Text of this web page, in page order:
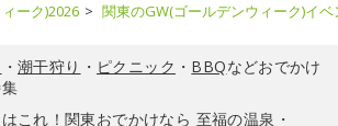
ーク)2026 関東のGW(ゴールデンウィーク)イ
・ 潮干狩り ・ ピクニック ・ BBQなどおでかけ
これ！関東おでかけなら 至福の温泉 ・